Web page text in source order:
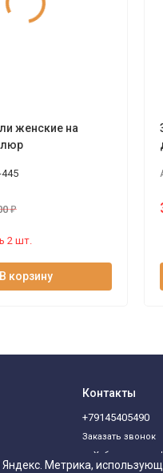
Метрика,
женские на
₽
2 шт.
В корзину
Контакты
+79145405490
Заказать звонок
Хабаровск, ул.
Уссурийский